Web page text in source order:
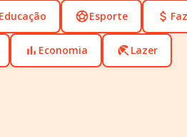
Educação sports_soccerEsporte attach_money
bar_chart Economia beach_access Lazer